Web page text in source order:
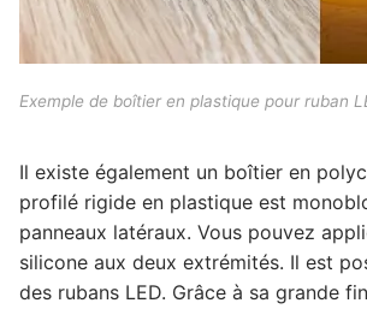
Exemple de boîtier en plastique pour ruban
Il existe également un boîtier en
profilé rigide en plastique est
panneaux latéraux. Vous pouvez
silicone aux deux extrémités. Il est
des rubans LED. Grâce à sa grande